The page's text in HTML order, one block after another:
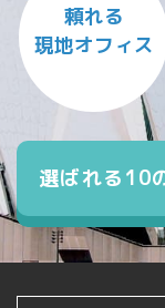
頼れる
現地オフィス
選ばれる10